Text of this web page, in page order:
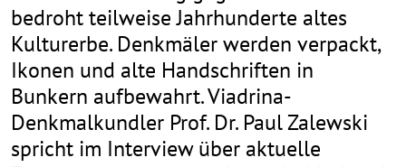
bedroht teilweise Jahrhunderte altes
Kulturerbe. Denkmäler werden verpackt,
Ikonen und alte Handschriften in
Bunkern aufbewahrt. Viadrina-
Denkmalkundler Prof. Dr. Paul Zalewski
spricht im Interview über aktuelle